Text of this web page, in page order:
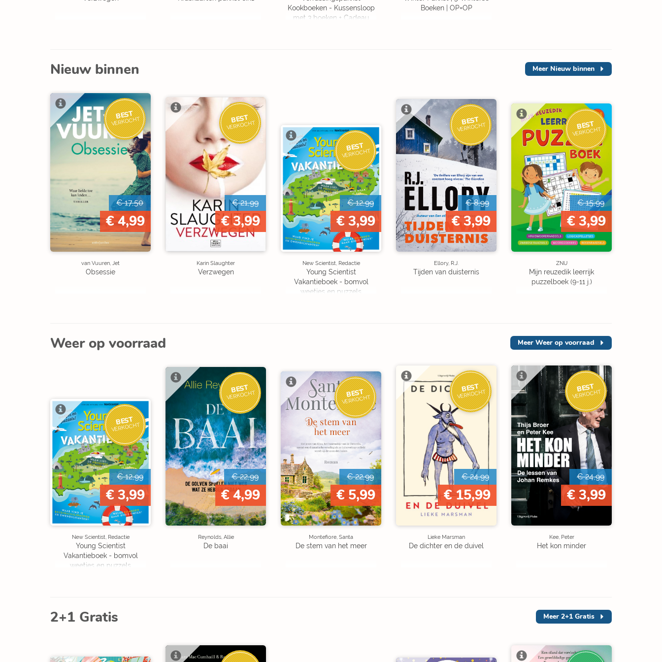
Kookboeken - Kussensloop
met 3 boeken + Cadeau
Boeken | OP=OP
Nieuw binnen Meer Nieuw binnen
BEST
VERKOCHT
€ 17,50
€ 4,99
van Vuuren, Jet
Obsessie
BEST
VERKOCHT
€ 21,99
€ 3,99
Karin Slaughter
Verzwegen
BEST
VERKOCHT
€ 12,99
€ 3,99
New Scientist, Redactie
Young Scientist
Vakantieboek - bomvol
weetjes en puzzels
BEST
VERKOCHT
€ 8,99
€ 3,99
Ellory, R.J.
Tijden van duisternis
BEST
VERKOCHT
€ 15,99
€ 3,99
ZNU
Mijn reuzedik leerrijk
puzzelboek (9-11 j.)
Weer op voorraad Meer Weer op voorraad
BEST
VERKOCHT
€ 12,99
€ 3,99
New Scientist, Redactie
Young Scientist
Vakantieboek - bomvol
weetjes en puzzels
BEST
VERKOCHT
€ 22,99
€ 4,99
Reynolds, Allie
De baai
BEST
VERKOCHT
€ 22,99
€ 5,99
Montefiore, Santa
De stem van het meer
BEST
VERKOCHT
€ 24,99
€ 15,99
Lieke Marsman
De dichter en de duivel
BEST
VERKOCHT
€ 24,99
€ 3,99
Kee, Peter
Het kon minder
2+1 Gratis Meer 2+1 Gratis